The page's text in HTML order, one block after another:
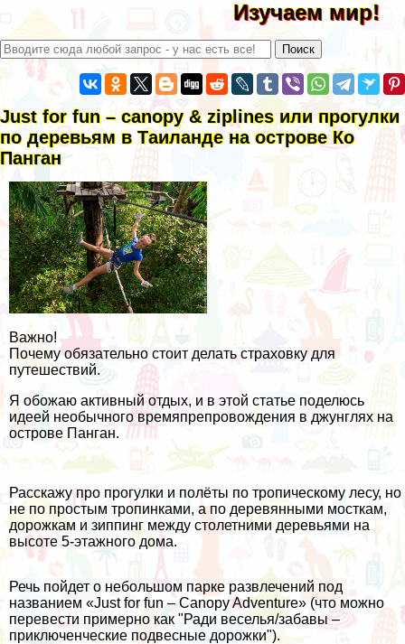
Изучаем мир!
Just for fun – canopy & ziplines или прогулки
по деревьям в Таиланде на острове Ко
Панган
Важно!
Почему обязательно стоит делать страховку для
путешествий.
Я обожаю активный отдых, и в этой статье поделюсь
идеей необычного времяпрепровождения в джунглях на
острове Панган.
Расскажу про прогулки и полёты по тропическому лесу, но
не по простым тропинками, а по деревянными мосткам,
дорожкам и зиппинг между столетними деревьями на
высоте 5-этажного дома.
Речь пойдет о небольшом парке развлечений под
названием «Just for fun – Canopy Adventure» (что можно
перевести примерно как "Ради веселья/забавы –
приключенческие подвесные дорожки").